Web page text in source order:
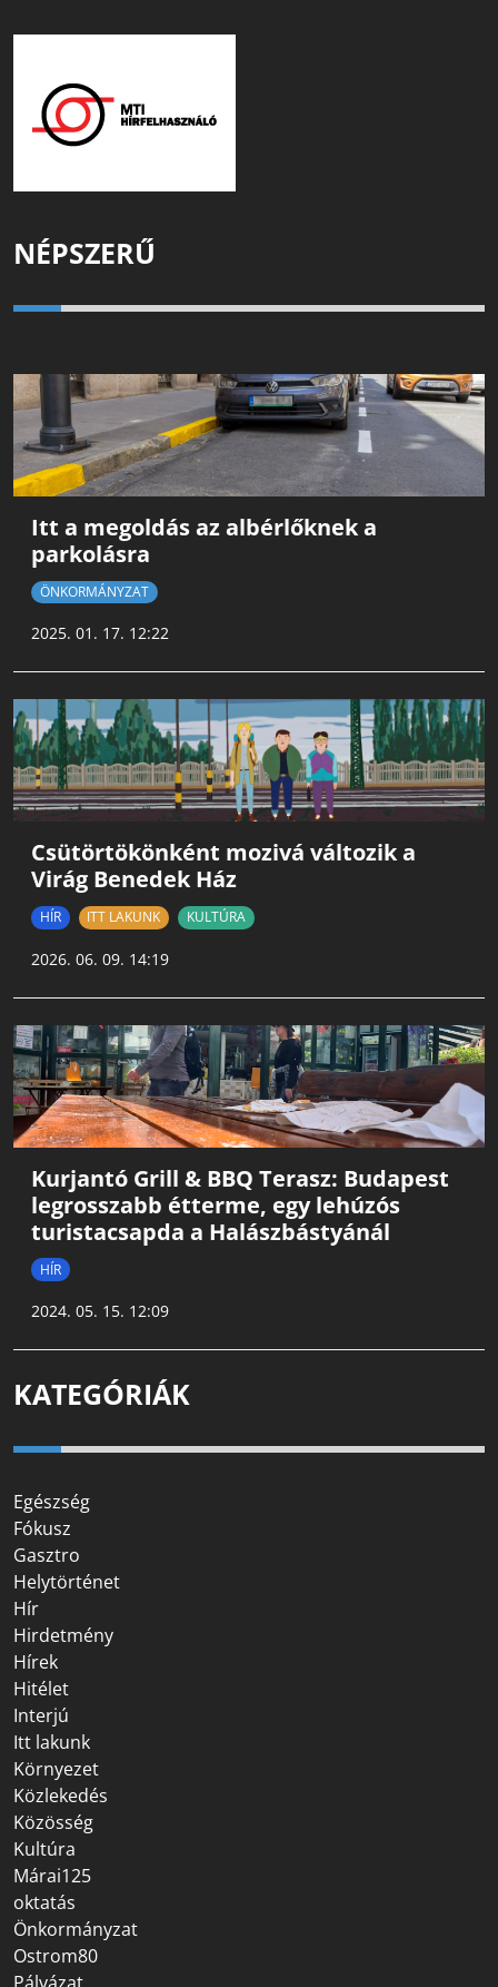
NÉPSZERŰ
Itt a megoldás az albérlőknek a
parkolásra
ÖNKORMÁNYZAT
2025. 01. 17. 12:22
Csütörtökönként mozivá változik a
Virág Benedek Ház
HÍR ITT LAKUNK KULTÚRA
2026. 06. 09. 14:19
Kurjantó Grill & BBQ Terasz: Budapest
legrosszabb étterme, egy lehúzós
turistacsapda a Halászbástyánál
HÍR
2024. 05. 15. 12:09
KATEGÓRIÁK
Egészség
Fókusz
Gasztro
Helytörténet
Hír
Hirdetmény
Hírek
Hitélet
Interjú
Itt lakunk
Környezet
Közlekedés
Közösség
Kultúra
Márai125
oktatás
Önkormányzat
Ostrom80